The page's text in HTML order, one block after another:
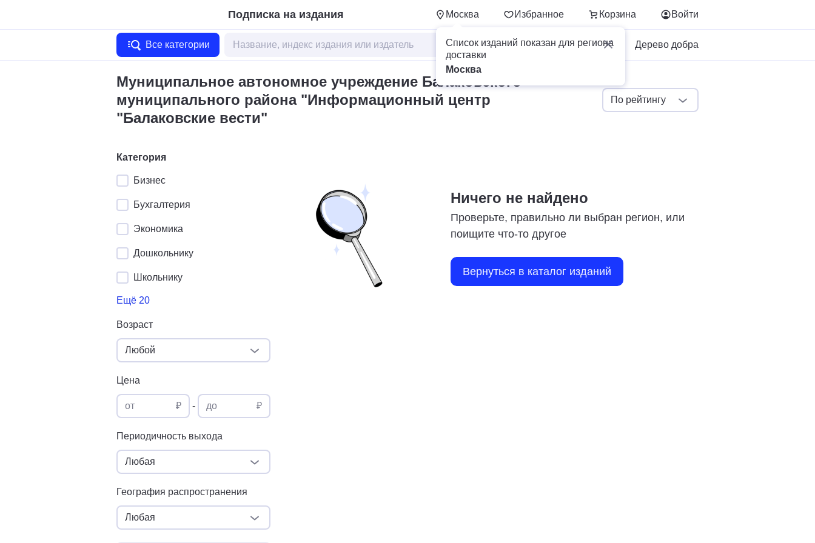
Подписка на издания Москва Избранное Корзина
Список изданий показан для региона
доставки
Москва
Войти
Все категории Для бизнеса Дерево добра
Муниципальное автономное учреждение Балаковского
муниципального района "Информационный центр
"Балаковские вести"
По рейтингу
Категория
Бизнес
Бухгалтерия
Экономика
Дошкольнику
Школьнику
Ещё 20
Возраст
Любой
Цена
от ₽ - до ₽
Периодичность выхода
Любая
География распространения
Любая
Ничего не найдено
Проверьте, правильно ли выбран регион, или
поищите что-то другое
Вернуться в каталог изданий